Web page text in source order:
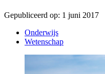
Gepubliceerd op: 1 juni 2017
Onderwijs
Wetenschap